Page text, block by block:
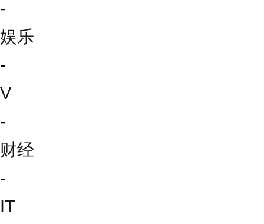
-
娱乐
-
V
-
财经
-
IT